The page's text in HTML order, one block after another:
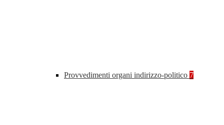
Provvedimenti organi indirizzo-politico 7